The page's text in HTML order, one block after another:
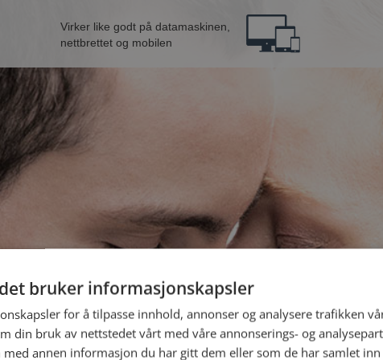
Virker like godt på datamaskinen,
nettbrettet og mobilen
Hustadvika Bli
Jeg er en:
bruker informasjonskapsler
for å tilpasse innhold, annonser og analysere trafikken
din bruk av nettstedet vårt med våre annonserings- og
annen informasjon du har gitt dem eller som de har samlet